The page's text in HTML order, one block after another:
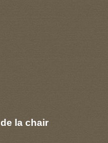
la chair